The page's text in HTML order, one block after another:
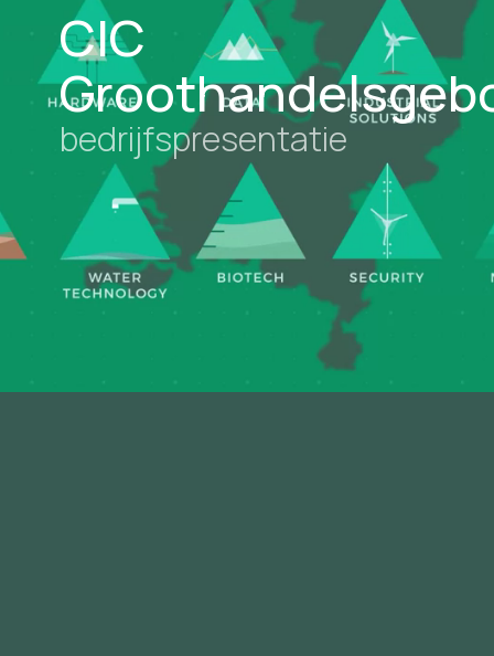
CIC
bedrijfspresentatie